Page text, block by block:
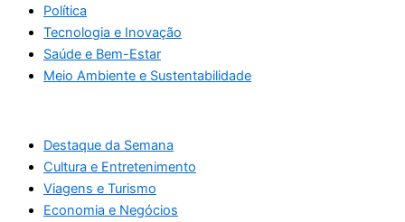
Política
Tecnologia e Inovação
Saúde e Bem-Estar
Meio Ambiente e Sustentabilidade
Destaque da Semana
Cultura e Entretenimento
Viagens e Turismo
Economia e Negócios